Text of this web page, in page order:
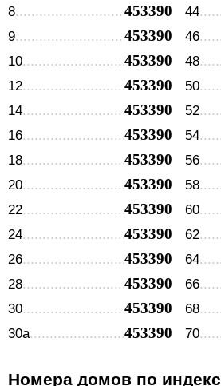
8 453390
9 453390
10 453390
12 453390
14 453390
16 453390
18 453390
20 453390
22 453390
24 453390
26 453390
28 453390
30 453390
30а 453390
44
46
48
50
52
54
56
58
60
62
64
66
68
70
Номера домов по